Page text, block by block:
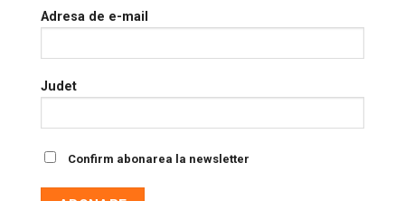
Adresa de e-mail
Judet
Confirm abonarea la newsletter